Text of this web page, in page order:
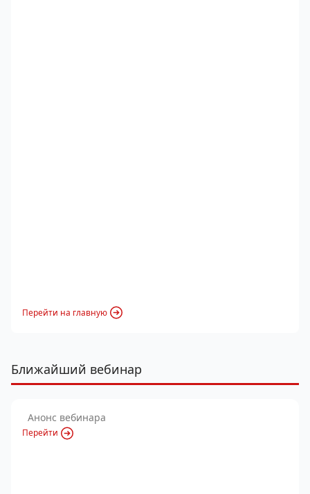
Перейти на главную
Ближайший вебинар
Анонс вебинара
Перейти